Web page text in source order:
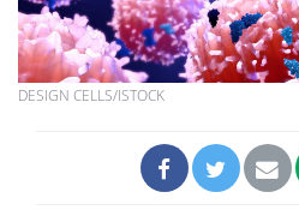
DESIGN CELLS/ISTOCK